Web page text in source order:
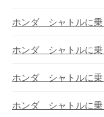
ホンダ シャトルに乗
ホンダ シャトルに乗
ホンダ シャトルに乗
ホンダ シャトルに乗